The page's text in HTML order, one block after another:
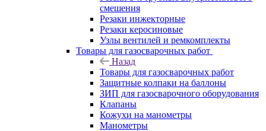
смешения
Резаки инжекторные
Резаки керосиновые
Узлы вентилей и ремкомплекты
Товары для газосварочных работ
Назад
Товары для газосварочных работ
Защитные колпаки на баллоны
ЗИП для газосварочного оборудования
Клапаны
Кожухи на манометры
Манометры